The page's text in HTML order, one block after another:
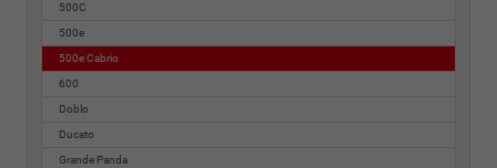
500C
500e
500e Cabrio
600
Doblo
Ducato
Grande Panda